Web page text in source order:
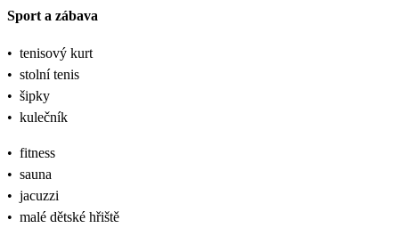
Sport a zábava
• tenisový kurt
• stolní tenis
• šipky
• kulečník
• fitness
• sauna
• jacuzzi
• malé dětské hřiště